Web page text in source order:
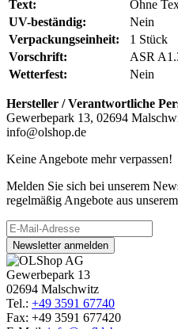
Text:
Ohne
UV-beständig:
Nein
Verpackungseinheit:
1 Stück
Vorschrift:
ASR
Wetterfest:
Nein
Hersteller / Verantwortliche
Gewerbepark 13, 02694
info@olshop.de
Keine Angebote mehr verpassen!
Melden Sie sich bei unserem
regelmäßig Angebote aus
Newsletter anmelden
Gewerbepark 13
02694 Malschwitz
Tel.: +49 3591 67740
Fax: +49 3591 677420